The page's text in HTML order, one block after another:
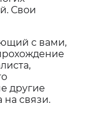
Свои
с вами,
другие
на связи.